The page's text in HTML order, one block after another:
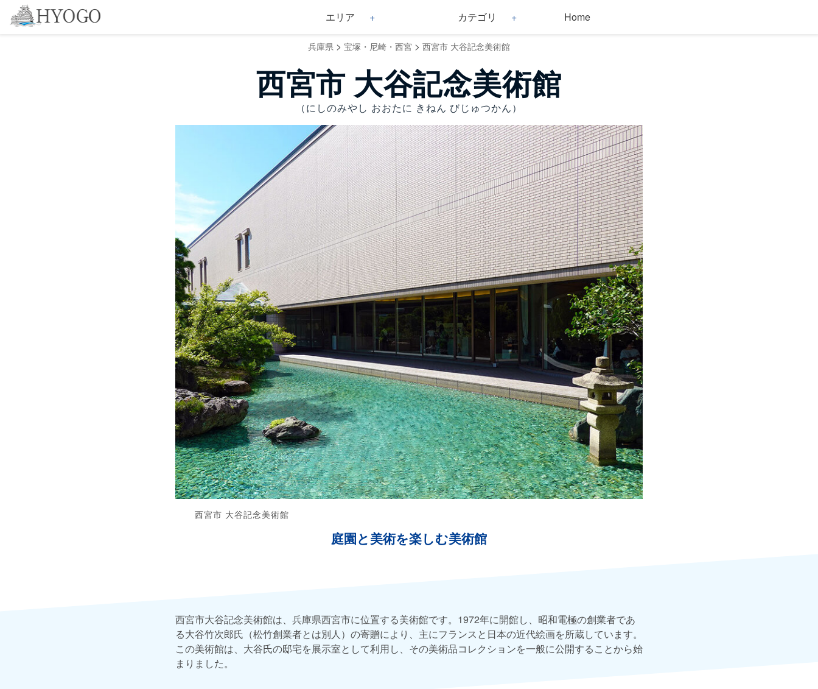
エリア カテゴリ Home
兵庫県 > 宝塚・尼崎・西宮 > 西宮市 大谷記念美術館
西宮市 大谷記念美術館
（にしのみやし おおたに きねん びじゅつかん）
西宮市 大谷記念美術館
庭園と美術を楽しむ美術館
西宮市大谷記念美術館は、兵庫県西宮市に位置する美術館です。1972年に開館し、昭和電極の創業者であ
る大谷竹次郎氏（松竹創業者とは別人）の寄贈により、主にフランスと日本の近代絵画を所蔵しています。
この美術館は、大谷氏の邸宅を展示室として利用し、その美術品コレクションを一般に公開することから始
まりました。